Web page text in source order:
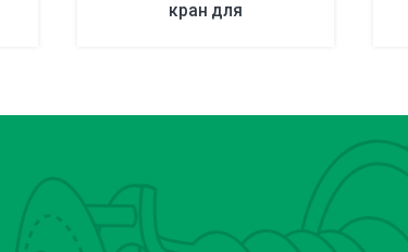
кран для